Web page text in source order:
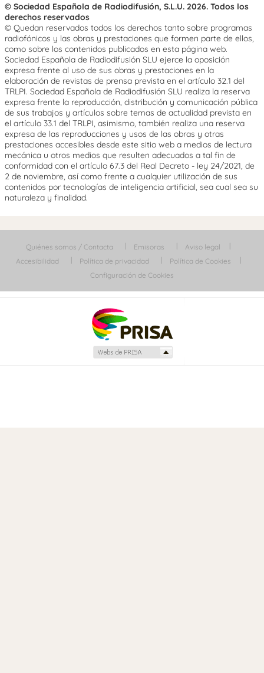
© Sociedad Española de Radiodifusión, S.L.U. 2026. Todos los
derechos reservados
© Quedan reservados todos los derechos tanto sobre programas
radiofónicos y las obras y prestaciones que formen parte de ellos,
como sobre los contenidos publicados en esta página web.
Sociedad Española de Radiodifusión SLU ejerce la oposición
expresa frente al uso de sus obras y prestaciones en la
elaboración de revistas de prensa prevista en el artículo 32.1 del
TRLPI. Sociedad Española de Radiodifusión SLU realiza la reserva
expresa frente la reproducción, distribución y comunicación pública
de sus trabajos y artículos sobre temas de actualidad prevista en
el artículo 33.1 del TRLPI, asimismo, también realiza una reserva
expresa de las reproducciones y usos de las obras y otras
prestaciones accesibles desde este sitio web a medios de lectura
mecánica u otros medios que resulten adecuados a tal fin de
conformidad con el artículo 67.3 del Real Decreto - ley 24/2021, de
2 de noviembre, así como frente a cualquier utilización de sus
contenidos por tecnologías de inteligencia artificial, sea cual sea su
naturaleza y finalidad.
Quiénes somos / Contacta Emisoras
Aviso legal
Accesibilidad
Política de privacidad
Política de Cookies
Configuración de Cookies